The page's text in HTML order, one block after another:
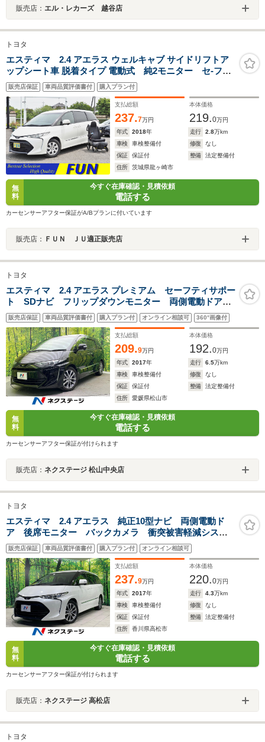
販売店： エル・レカーズ 越谷店
トヨタ
エスティマ 2.4 アエラス ウェルキャブ サイドリフトア
ップシート車 脱着タイプ 電動式 純2モニター セ-フテ
ィセンス 寒冷地仕様
販売店保証 車両品質評価書付 購入プラン付
支払総額
237.7万円
本体価格
219.0万円
年式
2018年 走行 2.8万km
車検
車検整備付 修復
なし
保証
保証付 整備
法定整備付
住所
茨城県龍ヶ崎市
無
料
今すぐ在庫確認・見積依頼
電話する
カーセンサーアフター保証がA/Bプランに付いています
販売店： ＦＵＮ ＪＵ適正販売店
トヨタ
エスティマ 2.4 アエラス プレミアム セーフティサポー
ト SDナビ フリップダウンモニター 両側電動ドア
ETC パワーシート クリアランスソナー オートハイ
ビーム 革巻きステアリング 18インチアルミ オート
ライト
販売店保証 車両品質評価書付 購入プラン付 オンライン相談可 360°画像付
支払総額
209.9万円
本体価格
192.0万円
年式
2017年 走行 6.5万km
車検
車検整備付 修復
なし
保証
保証付 整備
法定整備付
住所
愛媛県松山市
無
料
今すぐ在庫確認・見積依頼
電話する
カーセンサーアフター保証が付けられます
販売店： ネクステージ 松山中央店
トヨタ
エスティマ 2.4 アエラス 純正10型ナビ 両側電動ド
ア 後席モニター バックカメラ 衝突被害軽減システ
ム 禁煙車 クルコン ドラレコ LEDヘッド ETC
オートハイビーム Bluetooth フルセグ
販売店保証 車両品質評価書付 購入プラン付 オンライン相談可
支払総額
237.9万円
本体価格
220.0万円
年式
2017年 走行 4.3万km
車検
車検整備付 修復
なし
保証
保証付 整備
法定整備付
住所
香川県高松市
無
料
今すぐ在庫確認・見積依頼
電話する
カーセンサーアフター保証が付けられます
販売店： ネクステージ 高松店
トヨタ